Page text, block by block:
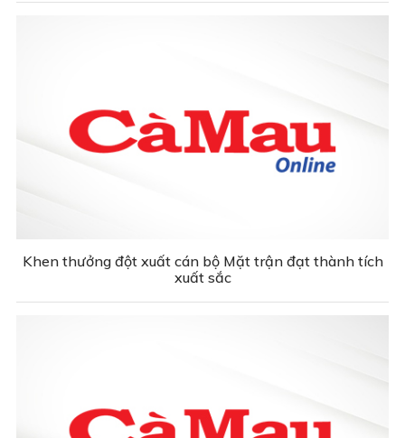
Khen thưởng đột xuất cán bộ Mặt trận đạt thành tích
xuất sắc